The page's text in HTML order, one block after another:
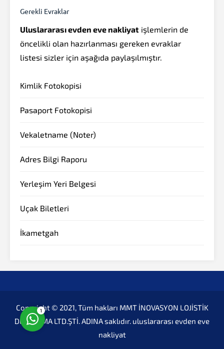
Gerekli Evraklar
Uluslararası evden eve nakliyat işlemlerin de
öncelikli olan hazırlanması gereken evraklar
listesi sizler için aşağıda paylaşılmıştır.
Kimlik Fotokopisi
Pasaport Fotokopisi
Vekaletname (Noter)
Adres Bilgi Raporu
Yerleşim Yeri Belgesi
Uçak Biletleri
İkametgah
Copyright © 2021, Tüm hakları MMT İNOVASYON LOJİSTİK
DEPOLAMA LTD.ŞTİ. ADINA saklıdır. uluslararası evden eve
nakliyat
Müşteri Temsilcisi
1